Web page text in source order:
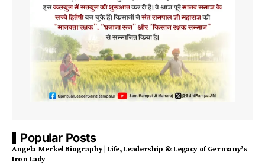
Popular Posts
Angela Merkel Biography | Life, Leadership & Legacy of Germany’s
Iron Lady